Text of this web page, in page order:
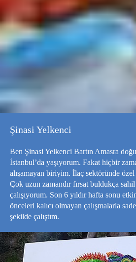
Şinasi Yelkenci
Ben Şinasi Yelkenci Bartın Amasra
İstanbul’da yaşıyorum. Fakat hiçbir
alışamayan biriyim. İlaç sektöründe
Çok uzun zamandır fırsat buldukça
çalışıyorum. Son 6 yıldır hafta sonu
önceleri kalıcı olmayan çalışmalarla
şekilde çalıştım.